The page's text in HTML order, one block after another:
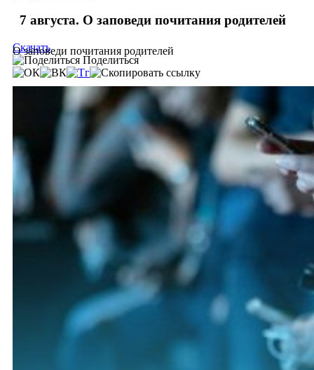
7 августа. О заповеди почитания родителей
О заповеди почитания родителей
Скачать
Поделиться